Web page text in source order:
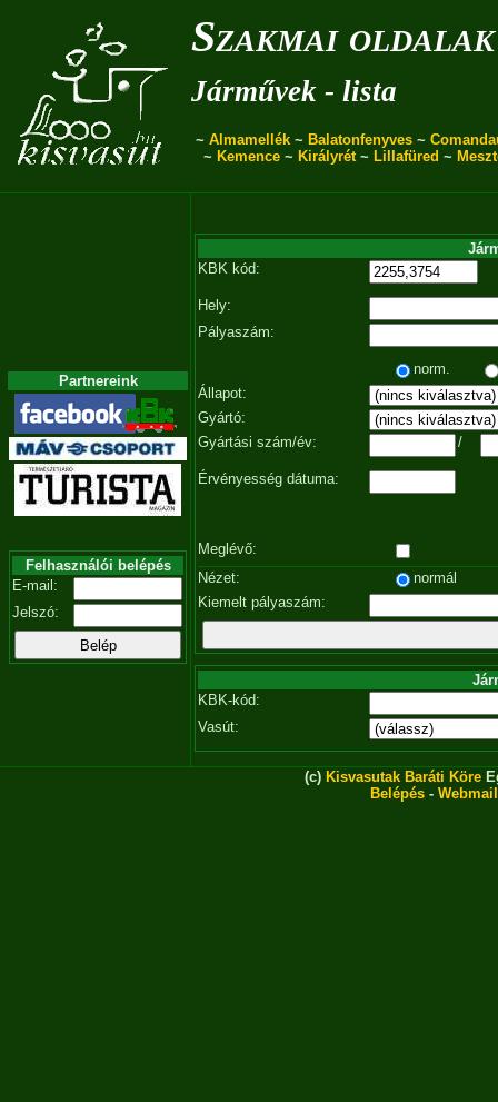
Szakmai oldalak
Járművek - lista
~ Almamellék ~ Balatonfenyves ~
~ Kemence~ Királyrét~ Lillafüred ~
Partnereink
Felhasználói belépés
E-mail:
Jelszó:
KBK kód:
Hely:
Pályaszám:
norm.
Állapot:
Gyártó:
Gyártási szám/év:
/
Érvényesség dátuma:
Meglévő:
Nézet:
normál
Kiemelt pályaszám:
KBK-kód:
Vasút:
(c) Kisvasutak Baráti Köre
Belépés - Webmail